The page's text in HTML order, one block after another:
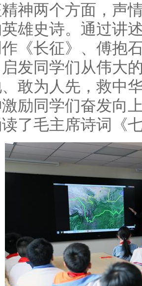
神两个方面，声
雄史诗。通过讲
《长征》、傅抱
发同学们从伟大
敢为人先，救中
励同学们奋发向
了毛主席诗词《